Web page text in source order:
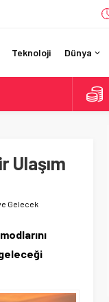
Teknoloji Dünya
Ulaşım
Gelecek